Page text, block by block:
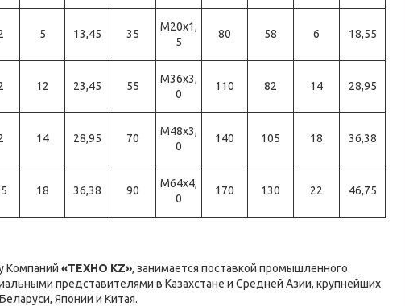
5 13,45 35
М20х1,
5
80 58 6 18,55
12 23,45 55
М36х3,
0
110 82 14 28,95
14 28,95 70
М48х3,
0
140 105 18 36,38
18 36,38 90
М64х4,
0
170 130 22 46,75
Компаний «ТЕХНО KZ», занимается поставкой промышленного
представителями в Казахстане и Средней Азии, крупнейших
Японии и Китая.